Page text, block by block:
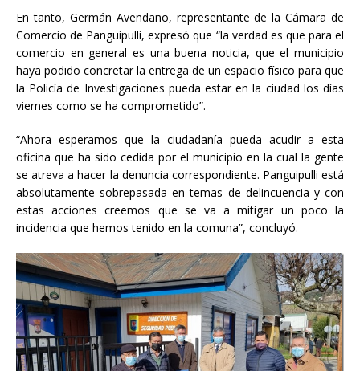
En tanto, Germán Avendaño, representante de la Cámara de
Comercio de Panguipulli, expresó que “la verdad es que para el
comercio en general es una buena noticia, que el municipio
haya podido concretar la entrega de un espacio físico para que
la Policía de Investigaciones pueda estar en la ciudad los días
viernes como se ha comprometido”.
“Ahora esperamos que la ciudadanía pueda acudir a esta
oficina que ha sido cedida por el municipio en la cual la gente
se atreva a hacer la denuncia correspondiente. Panguipulli está
absolutamente sobrepasada en temas de delincuencia y con
estas acciones creemos que se va a mitigar un poco la
incidencia que hemos tenido en la comuna”, concluyó.